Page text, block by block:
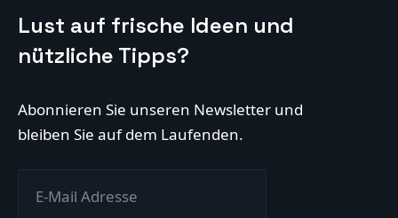
Lust auf frische Ideen und
nützliche Tipps?
Abonnieren Sie unseren Newsletter und
bleiben Sie auf dem Laufenden.